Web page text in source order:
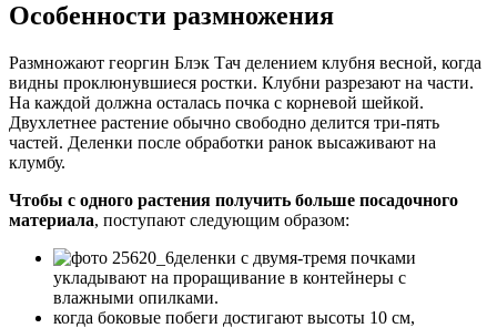
Особенности размножения
Размножают георгин Блэк Тач делением клубня весной, когда
видны проклюнувшиеся ростки. Клубни разрезают на части.
На каждой должна осталась почка с корневой шейкой.
Двухлетнее растение обычно свободно делится три-пять
частей. Деленки после обработки ранок высаживают на
клумбу.
Чтобы с одного растения получить больше посадочного
материала, поступают следующим образом:
деленки с двумя-тремя почками
укладывают на проращивание в контейнеры с
влажными опилками.
когда боковые побеги достигают высоты 10 см,